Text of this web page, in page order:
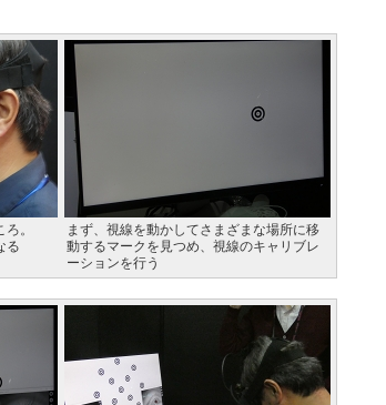
。
る
まず、視線を動かしてさまざまな場所に移
動するマークを見つめ、視線のキャリブレ
ーションを行う